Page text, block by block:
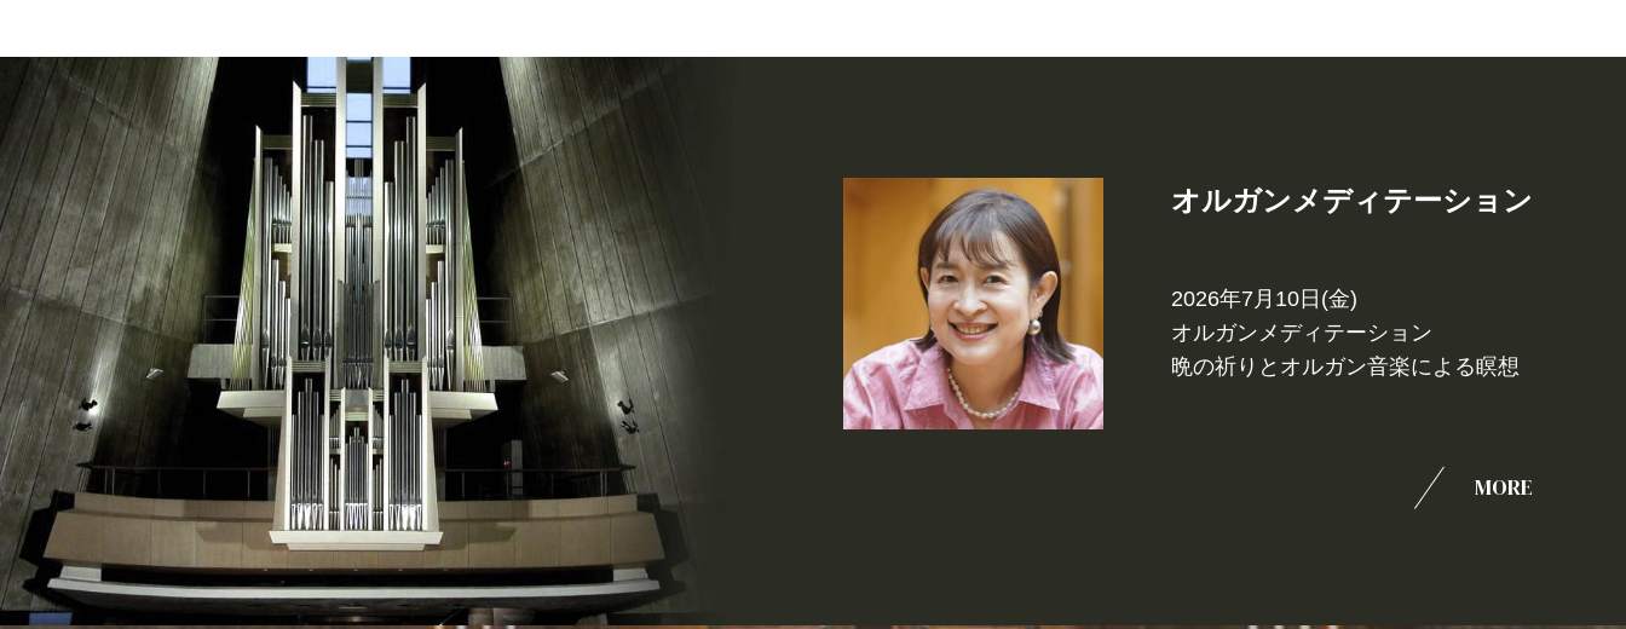
オルガンメディテーション
2026年7月10日(金)
オルガンメディテーション
晩の祈りとオルガン音楽による瞑想
MORE